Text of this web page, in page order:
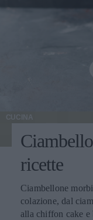
CUCINA
ricette
Ciambellone
colazione, dal
alla chiffon cake e